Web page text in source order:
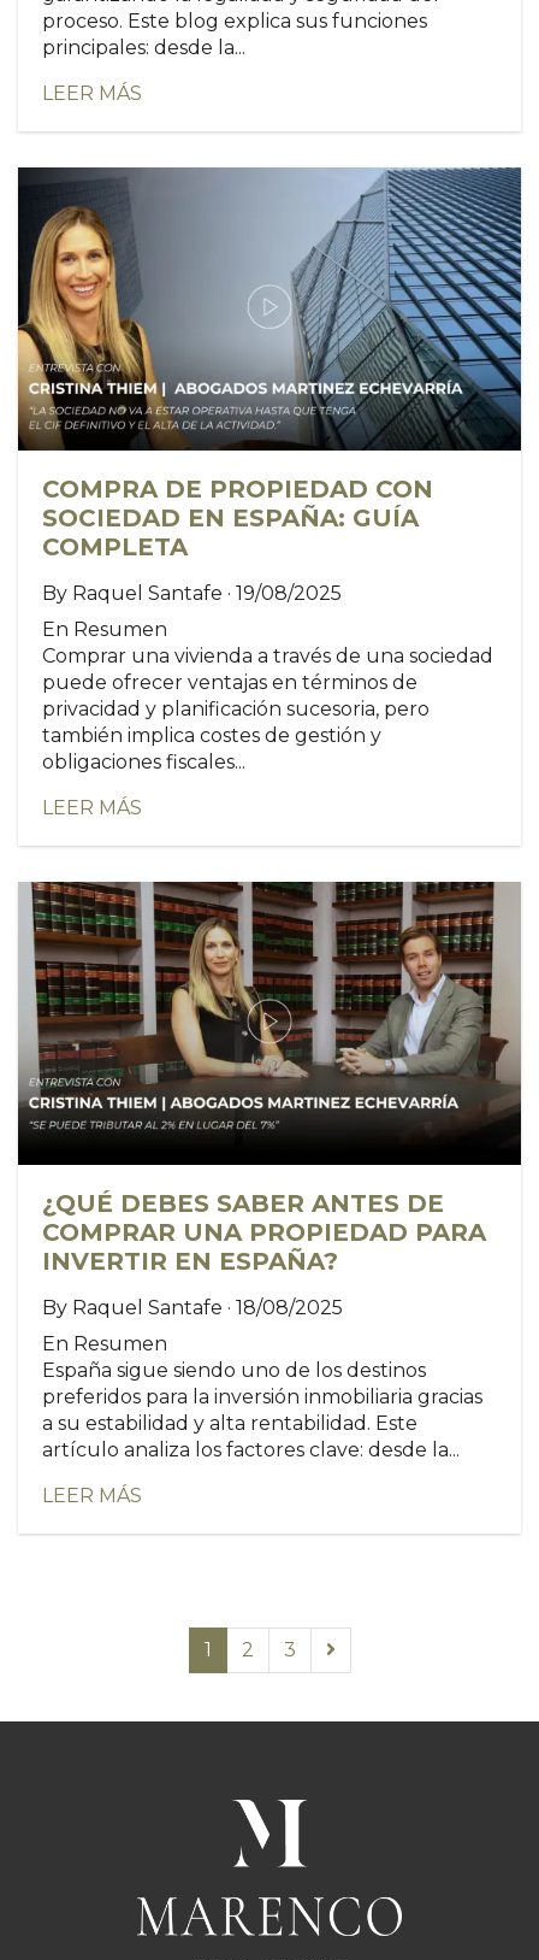
proceso. Este blog explica sus funciones
principales: desde la...
LEER MÁS
COMPRA DE PROPIEDAD CON
SOCIEDAD EN ESPAÑA: GUÍA
COMPLETA
By Raquel Santafe · 19/08/2025
En Resumen
Comprar una vivienda a través de una sociedad
puede ofrecer ventajas en términos de
privacidad y planificación sucesoria, pero
también implica costes de gestión y
obligaciones fiscales...
LEER MÁS
¿QUÉ DEBES SABER ANTES DE
COMPRAR UNA PROPIEDAD PARA
INVERTIR EN ESPAÑA?
By Raquel Santafe · 18/08/2025
En Resumen
España sigue siendo uno de los destinos
preferidos para la inversión inmobiliaria gracias
a su estabilidad y alta rentabilidad. Este
artículo analiza los factores clave: desde la...
LEER MÁS
1 2 3